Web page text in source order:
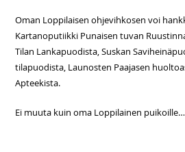
Oman Loppilaisen ohjevihkosen voi
Kartanoputiikki Punaisen tuvan
Tilan Lankapuodista, Suskan
tilapuodista, Launosten Paajasen
Apteekista.
Ei muuta kuin oma Loppilainen puikoille…